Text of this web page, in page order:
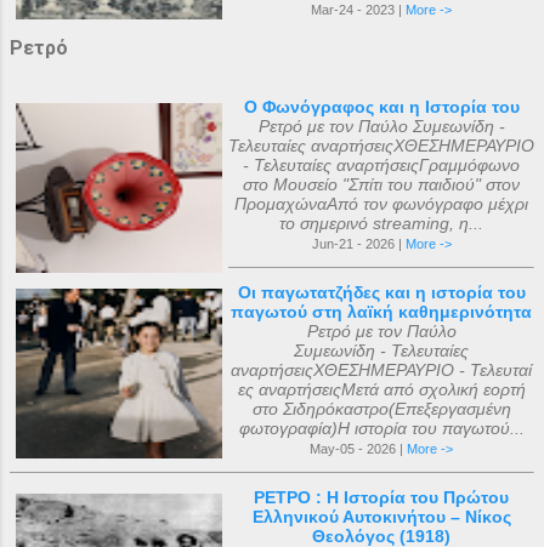
Mar-24 - 2023 | More ->
Ρετρό
Ο Φωνόγραφος και η Ιστορία του
Ρετρό με τον Παύλο Συμεωνίδη -
Τελευταίες αναρτήσειςΧΘΕΣΗΜΕΡΑΥΡΙΟ
- Τελευταίες αναρτήσειςΓραμμόφωνο
στο Μουσείο "Σπίτι του παιδιού" στον
ΠρομαχώναΑπό τον φωνόγραφο μέχρι
το σημερινό streaming, η...
Jun-21 - 2026 | More ->
Οι παγωτατζήδες και η ιστορία του
παγωτού στη λαϊκή καθημερινότητα
Ρετρό με τον Παύλο
Συμεωνίδη - Τελευταίες
αναρτήσειςΧΘΕΣΗΜΕΡΑΥΡΙΟ - Τελευταί
ες αναρτήσειςΜετά από σχολική εορτή
στο Σιδηρόκαστρο(Επεξεργασμένη
φωτογραφία)Η ιστορία του παγωτού...
May-05 - 2026 | More ->
ΡΕΤΡΟ : Η Ιστορία του Πρώτου
Ελληνικού Αυτοκινήτου – Νίκος
Θεολόγος (1918)